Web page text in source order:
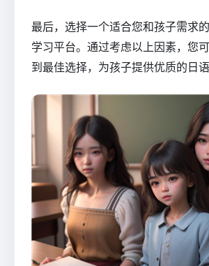
最后，选择一个适合您和孩子需求
学习平台。通过考虑以上因素，您
到最佳选择，为孩子提供优质的日语